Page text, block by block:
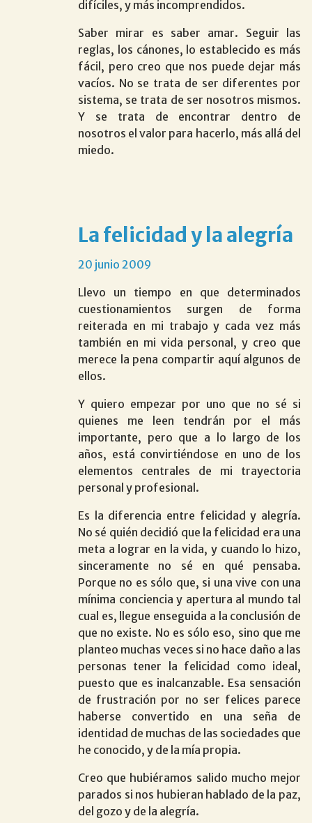
difíciles, y más incomprendidos.
Saber mirar es saber amar. Seguir las
reglas, los cánones, lo establecido es más
fácil, pero creo que nos puede dejar más
vacíos. No se trata de ser diferentes por
sistema, se trata de ser nosotros mismos.
Y se trata de encontrar dentro de
nosotros el valor para hacerlo, más allá del
miedo.
la felicidad y la alegría
20 junio 2009
Llevo un tiempo en que determinados
cuestionamientos surgen de forma
reiterada en mi trabajo y cada vez más
también en mi vida personal, y creo que
merece la pena compartir aquí algunos de
ellos.
Y quiero empezar por uno que no sé si
quienes me leen tendrán por el más
importante, pero que a lo largo de los
años, está convirtiéndose en uno de los
elementos centrales de mi trayectoria
personal y profesional.
Es la diferencia entre felicidad y alegría.
No sé quién decidió que la felicidad era una
meta a lograr en la vida, y cuando lo hizo,
sinceramente no sé en qué pensaba.
Porque no es sólo que, si una vive con una
mínima conciencia y apertura al mundo tal
cual es, llegue enseguida a la conclusión de
que no existe. No es sólo eso, sino que me
planteo muchas veces si no hace daño a las
personas tener la felicidad como ideal,
puesto que es inalcanzable. Esa sensación
de frustración por no ser felices parece
haberse convertido en una seña de
identidad de muchas de las sociedades que
he conocido, y de la mía propia.
Creo que hubiéramos salido mucho mejor
parados si nos hubieran hablado de la paz,
del gozo y de la alegría.